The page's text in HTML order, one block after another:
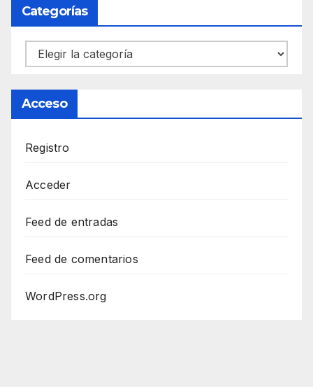
Categorías
Categorías
Acceso
Registro
Acceder
Feed de entradas
Feed de comentarios
WordPress.org